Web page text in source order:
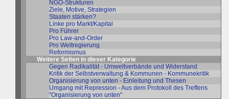
NGO-Strukturen
Ziele, Motive, Strategien
Staaten stärken?
Linke pro Markt/Kapital
Pro Führer
Pro Law-and-Order
Pro Weltregierung
Reformismus
Weitere Seiten in dieser Kategorie
Gegen Radikalität - Umweltverbände und Widerstand
Kritik der Selbstverwaltung & Kommunen - Kommunekritik
Organisierung von unten - Einleitung und Thesen
Umgang mit Repression - Aus dem Protokoll des Treffens
"Organisierung von unten"